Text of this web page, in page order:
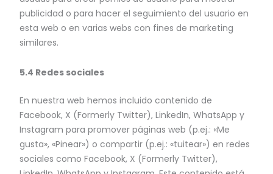
publicidad o para hacer el seguimiento del usuario en
esta web o en varias webs con fines de marketing
similares.
5.4 Redes sociales
En nuestra web hemos incluido contenido de
Facebook, X (Formerly Twitter), LinkedIn, WhatsApp y
Instagram para promover páginas web (p.ej.: «Me
gusta», «Pinear») o compartir (p.ej.: «tuitear») en redes
sociales como Facebook, X (Formerly Twitter),